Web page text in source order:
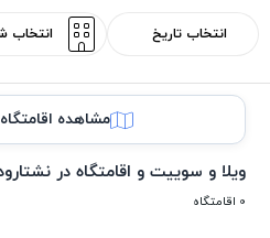
مشاهده
ویلا و سوییت و اقامتگاه در
0 اقامتگاه